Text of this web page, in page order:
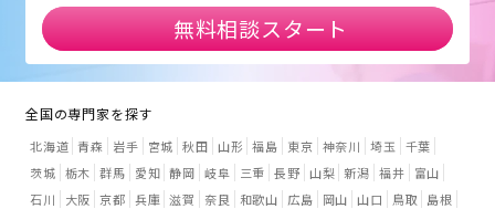
無料相談スタート
全国の専門家を探す
北海道 青森 岩手 宮城 秋田 山形 福島 東京 神奈川 埼玉
千葉
茨城 栃木 群馬 愛知 静岡 岐阜 三重 長野 山梨 新潟 福井
富山
石川
大阪 京都 兵庫 滋賀 奈良 和歌山 広島 岡山 山口 鳥取
島根